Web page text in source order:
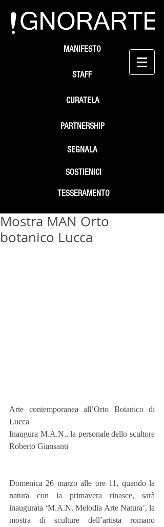
STAFF
SEGNALA
SOSTIENICI
MANIFESTO
PARTNERSHIP
TESSERAMENTO
CURATELA
Mostra MAN Orto
botanico Lucca
Arte contemporanea all’Orto Botanico di
Lucca
Inaugura M.A.N., la personale dello scultore
Roberto Giansanti
Domenica 26 marzo alle ore 11, quando la
natura con la primavera rinasce, sarà
inaugurata ‘M.A.N. Melodia Arte Natura’, la
mostra di sculture dell’artista romano